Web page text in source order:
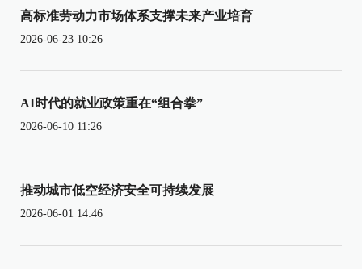
高标准劳动力市场体系支撑未来产业培育
2026-06-23 10:26
AI时代的就业政策重在“组合拳”
2026-06-10 11:26
推动城市低空经济安全可持续发展
2026-06-01 14:46